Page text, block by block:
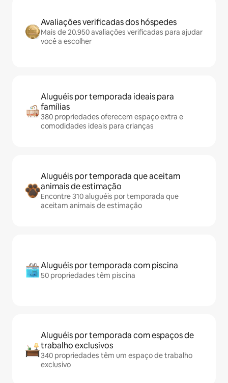
Avaliações verificadas dos hóspedes
Mais de 20.950 avaliações verificadas para ajudar
você a escolher
Aluguéis por temporada ideais para
famílias
380 propriedades oferecem espaço extra e
comodidades ideais para crianças
Aluguéis por temporada que aceitam
animais de estimação
Encontre 310 aluguéis por temporada que
aceitam animais de estimação
Aluguéis por temporada com piscina
50 propriedades têm piscina
Aluguéis por temporada com espaços de
trabalho exclusivos
340 propriedades têm um espaço de trabalho
exclusivo